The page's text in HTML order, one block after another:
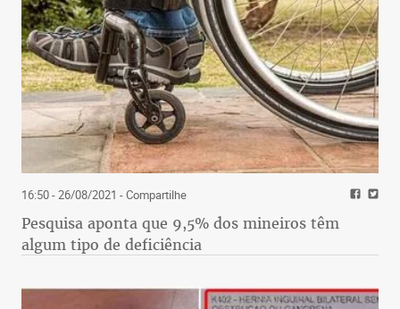
16:50 - 26/08/2021 - Compartilhe
Pesquisa aponta que 9,5% dos mineiros têm
algum tipo de deficiência